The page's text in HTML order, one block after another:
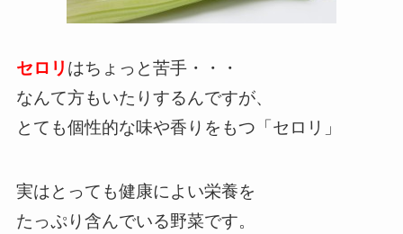
セロリ はちょっと苦手・・・
なんて方もいたりするんですが、
とても個性的な味や香りをもつ「セロリ」
実はとっても健康によい栄養を
たっぷり含んでいる野菜です。